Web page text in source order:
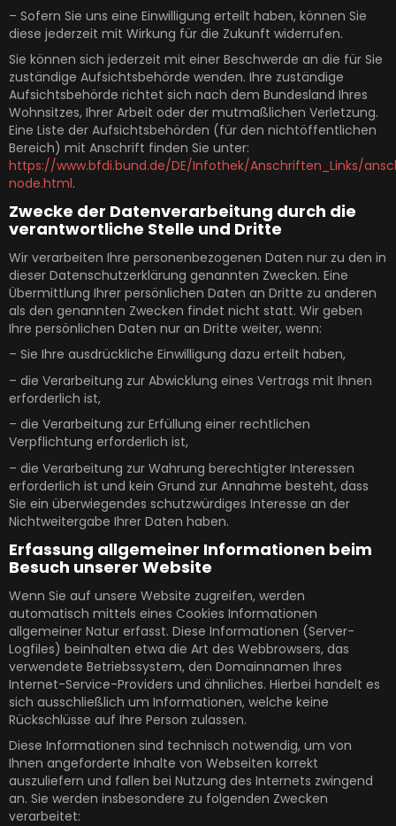
– Sofern Sie uns eine Einwilligung erteilt haben, können Sie
diese jederzeit mit Wirkung für die Zukunft widerrufen.
Sie können sich jederzeit mit einer Beschwerde an die für Sie
zuständige Aufsichtsbehörde wenden. Ihre zuständige
Aufsichtsbehörde richtet sich nach dem Bundesland Ihres
Wohnsitzes, Ihrer Arbeit oder der mutmaßlichen Verletzung.
Eine Liste der Aufsichtsbehörden (für den nichtöffentlichen
Bereich) mit Anschrift finden Sie unter:
https://www.bfdi.bund.de/DE/Infothek/Anschriften_Links/
node.html.
Zwecke der Datenverarbeitung durch die
verantwortliche Stelle und Dritte
Wir verarbeiten Ihre personenbezogenen Daten nur zu den in
dieser Datenschutzerklärung genannten Zwecken. Eine
Übermittlung Ihrer persönlichen Daten an Dritte zu anderen
als den genannten Zwecken findet nicht statt. Wir geben
Ihre persönlichen Daten nur an Dritte weiter, wenn:
– Sie Ihre ausdrückliche Einwilligung dazu erteilt haben,
– die Verarbeitung zur Abwicklung eines Vertrags mit Ihnen
erforderlich ist,
– die Verarbeitung zur Erfüllung einer rechtlichen
Verpflichtung erforderlich ist,
– die Verarbeitung zur Wahrung berechtigter Interessen
erforderlich ist und kein Grund zur Annahme besteht, dass
Sie ein überwiegendes schutzwürdiges Interesse an der
Nichtweitergabe Ihrer Daten haben.
Erfassung allgemeiner Informationen beim
Besuch unserer Website
Wenn Sie auf unsere Website zugreifen, werden
automatisch mittels eines Cookies Informationen
allgemeiner Natur erfasst. Diese Informationen (Server-
Logfiles) beinhalten etwa die Art des Webbrowsers, das
verwendete Betriebssystem, den Domainnamen Ihres
Internet-Service-Providers und ähnliches. Hierbei handelt es
sich ausschließlich um Informationen, welche keine
Rückschlüsse auf Ihre Person zulassen.
Diese Informationen sind technisch notwendig, um von
Ihnen angeforderte Inhalte von Webseiten korrekt
auszuliefern und fallen bei Nutzung des Internets zwingend
an. Sie werden insbesondere zu folgenden Zwecken
verarbeitet: